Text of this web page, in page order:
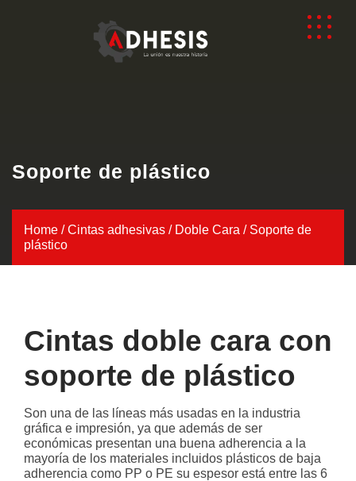
Soporte de plástico
Home /Cintas adhesivas / Doble Cara / Soporte de
plástico
Cintas doble cara con
soporte de plástico
Son una de las líneas más usadas en la industria
gráfica e impresión, ya que además de ser
económicas presentan una buena adherencia a la
mayoría de los materiales incluidos plásticos de baja
adherencia como PP o PE su espesor está entre las 6